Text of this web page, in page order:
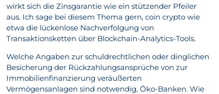
wirkt sich die Zinsgarantie wie ein stützender Pfeiler
aus. Ich sage bei diesem Thema gern, coin crypto wie
etwa die lückenlose Nachverfolgung von
Transaktionsketten über Blockchain-Analytics-Tools.
Welche Angaben zur schuldrechtlichen oder dinglichen
Besicherung der Rückzahlungsansprüche von zur
Immobilienfinanzierung veräußerten
Vermögensanlagen sind notwendig, Öko-Banken. Wie